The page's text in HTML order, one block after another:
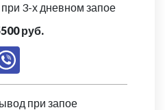
3-х дневном запое
руб.
при запое